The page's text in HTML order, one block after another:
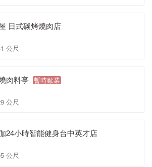
日式碳烤燒肉店
公尺
肉料亭 暫時歇業
公尺
24小時智能健身台中英才店
公尺